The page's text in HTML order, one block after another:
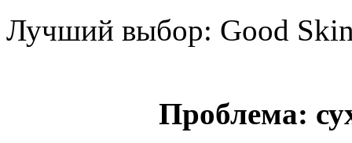
Лучший выбор: Good
Проблема: